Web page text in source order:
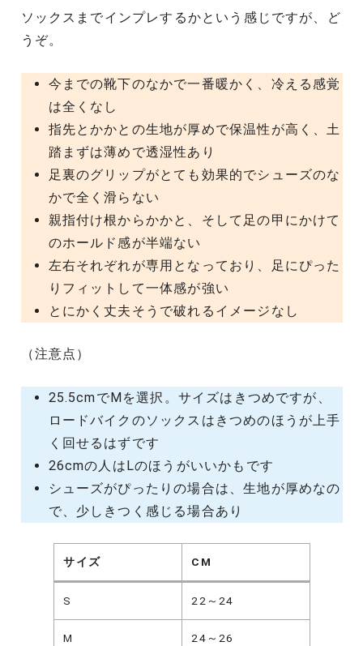
ソックスまでインプレするかという感じですが、ど
うぞ。
今までの靴下のなかで一番暖かく、冷える感覚
は全くなし
指先とかかとの生地が厚めで保温性が高く、土
踏まずは薄めで透湿性あり
足裏のグリップがとても効果的でシューズのな
かで全く滑らない
親指付け根からかかと、そして足の甲にかけて
のホールド感が半端ない
左右それぞれが専用となっており、足にぴった
りフィットして一体感が強い
とにかく丈夫そうで破れるイメージなし
（注意点）
25.5cmでMを選択。サイズはきつめですが、
ロードバイクのソックスはきつめのほうが上手
く回せるはずです
26cmの人はLのほうがいいかもです
シューズがぴったりの場合は、生地が厚めなの
で、少しきつく感じる場合あり
サイズ CM
S 22～24
M 24～26